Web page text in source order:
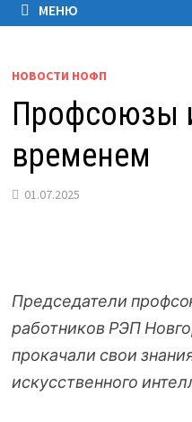
МЕНЮ
НОВОСТИ НОФП
Профсоюзы
временем
01.07.2025
Председатели
работников РЭП
прокачали свои
искусственного